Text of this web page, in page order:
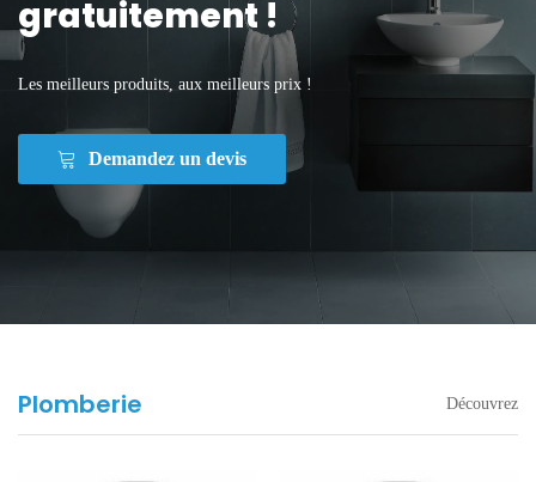
gratuitement !
Les meilleurs produits, aux meilleurs prix !
Demandez un devis
Plomberie Découvrez